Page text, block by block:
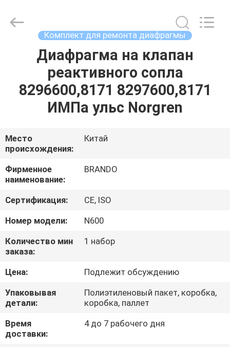
ДОМОЙ
ПРОДУКТЫ
НАС
ЭКСКУРСИЯ
ПО
ЗАВОДУ
КОНТРОЛЬ
КАЧЕСТВА
СВЯЖИТЕСЬ
С
НАМИ
Комплект для ремонта диафрагмы
Диафрагма на клапан
реактивного сопла
8296600,8171 8297600,8171
ИМПа ульс Norgren
Место
происхождения:
Китай
Фирменное
наименование:
BRANDO
Сертификация:
CE, ISO
Номер модели:
N600
Количество мин
заказа:
1 набор
Цена:
Подлежит обсуждению
Упаковывая
детали:
Полиэтиленовый пакет, коробка,
коробка, паллет
Время
доставки:
4 до 7 рабочего дня